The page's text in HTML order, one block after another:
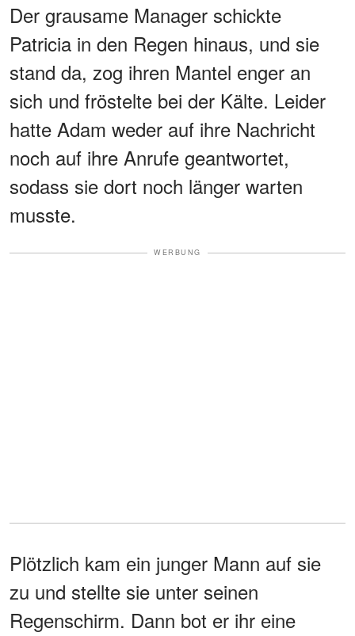
Der grausame Manager schickte
Patricia in den Regen hinaus, und sie
stand da, zog ihren Mantel enger an
sich und fröstelte bei der Kälte. Leider
hatte Adam weder auf ihre Nachricht
noch auf ihre Anrufe geantwortet,
sodass sie dort noch länger warten
musste.
WERBUNG
Plötzlich kam ein junger Mann auf sie
zu und stellte sie unter seinen
Regenschirm. Dann bot er ihr eine